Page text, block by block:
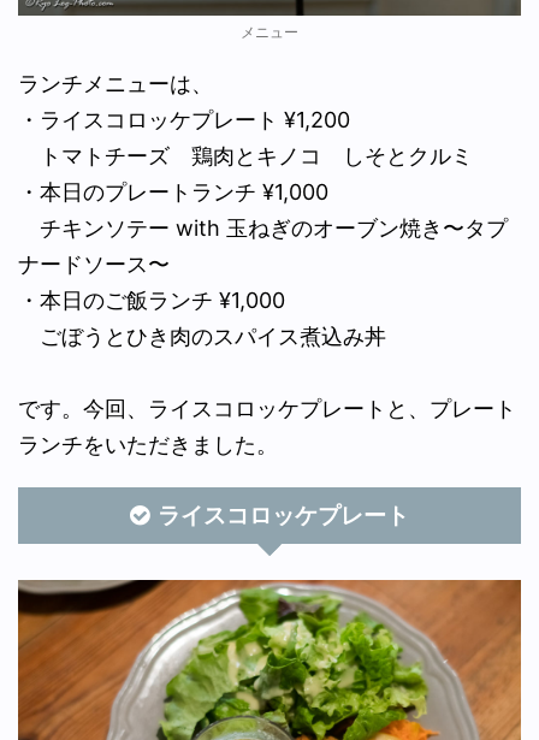
メニュー
ランチメニューは、
・ライスコロッケプレート ¥1,200
トマトチーズ 鶏肉とキノコ しそとクルミ
・本日のプレートランチ ¥1,000
チキンソテー with 玉ねぎのオーブン焼き〜タプ
ナードソース〜
・本日のご飯ランチ ¥1,000
ごぼうとひき肉のスパイス煮込み丼
です。今回、ライスコロッケプレートと、プレート
ランチをいただきました。
ライスコロッケプレート